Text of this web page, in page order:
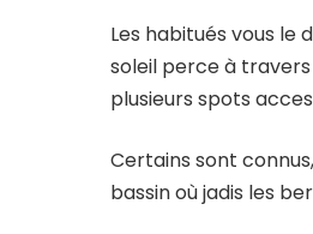
Les habitués vous le
soleil perce à
plusieurs spots
Certains sont
bassin où jadis les